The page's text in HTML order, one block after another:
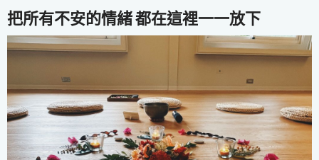
把所有不安的情緒 都在這裡一一放下